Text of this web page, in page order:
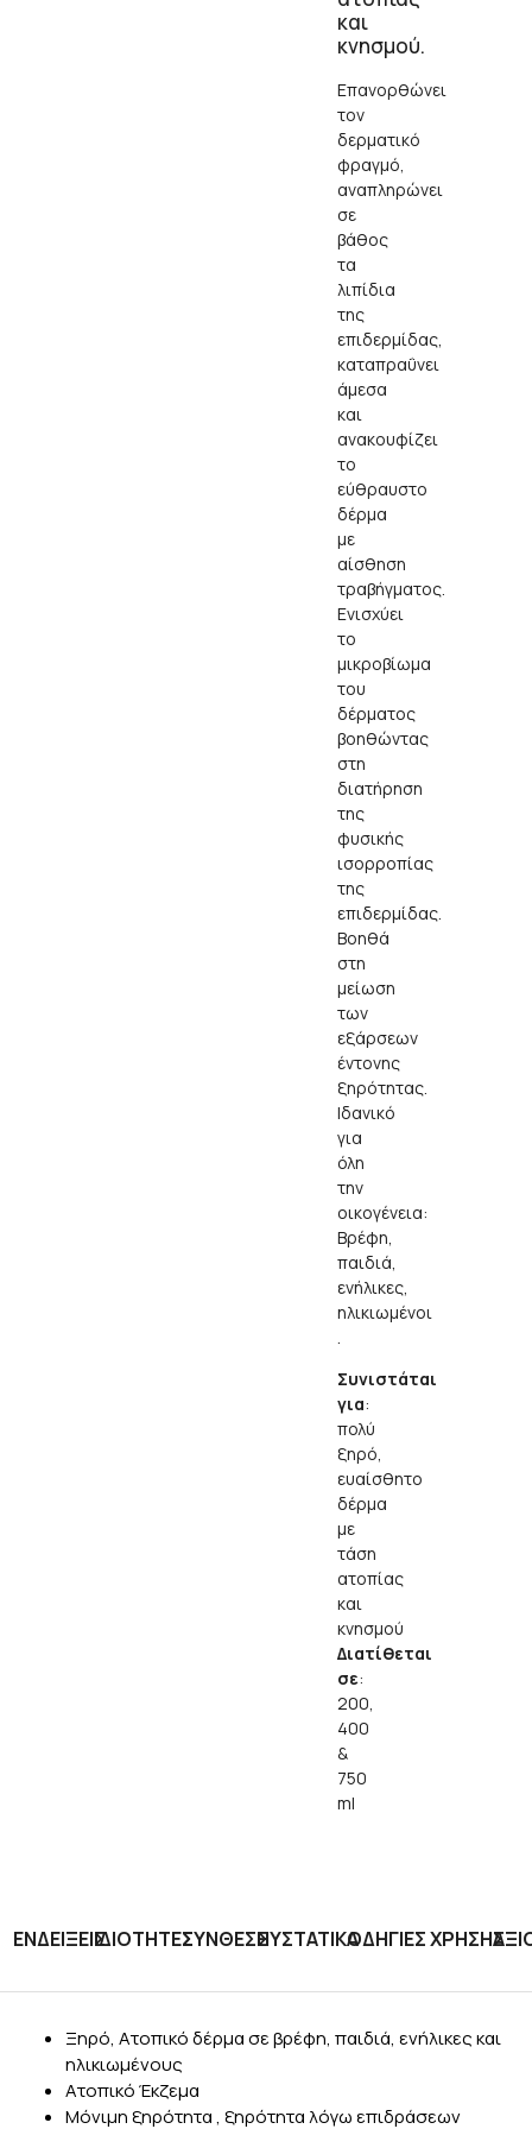
και
κνησμού.
Επανορθώνει
τον
δερματικό
φραγμό,
αναπληρώνει
σε
βάθος
τα
λιπίδια
της
επιδερμίδας,
καταπραΰνει
άμεσα
και
ανακουφίζει
το
εύθραυστο
δέρμα
με
αίσθηση
τραβήγματος.
Ενισχύει
το
μικροβίωμα
του
δέρματος
βοηθώντας
στη
διατήρηση
της
φυσικής
ισορροπίας
της
επιδερμίδας.
Βοηθά
στη
μείωση
των
εξάρσεων
έντονης
ξηρότητας.
Ιδανικό
για
όλη
την
οικογένεια:
Βρέφη,
παιδιά,
ενήλικες,
ηλικιωμένοι
.
Συνιστάται
για:
πολύ
ξηρό,
ευαίσθητο
δέρμα
με
τάση
ατοπίας
και
κνησμού
Διατίθεται
σε:
200,
400
&
750
ml
ΕΝΔΕΙΞΕΙΣΙΔΙΟΤΗΤΕΣΣΥΝΘΕΣΗΣΥΣΤΑΤΙΚΑΟΔΗΓΙΕΣ ΧΡΗΣΗΣ
Ξηρό, Ατοπικό δέρμα σε βρέφη, παιδιά, ενήλικες και
ηλικιωμένους
Ατοπικό Έκζεμα
Μόνιμη ξηρότητα , ξηρότητα λόγω επιδράσεων